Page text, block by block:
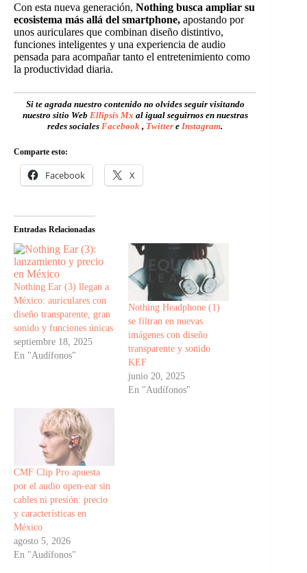
Con esta nueva generación, Nothing busca ampliar su
ecosistema más allá del smartphone, apostando por
unos auriculares que combinan diseño distintivo,
funciones inteligentes y una experiencia de audio
pensada para acompañar tanto el entretenimiento como
la productividad diaria.
Si te agrada nuestro contenido no olvides seguir visitando
nuestro sitio Web Ellipsis Mx al igual seguirnos en nuestras
redes sociales Facebook , Twitter e Instagram.
Comparte esto:
Facebook X
Entradas Relacionadas
Nothing Ear (3) llegan a
México: auriculares con
diseño transparente, gran
sonido y funciones únicas
septiembre 18, 2025
En "Audífonos"
Nothing Headphone (1)
se filtran en nuevas
imágenes con diseño
transparente y sonido
KEF
junio 20, 2025
En "Audífonos"
CMF Clip Pro apuesta
por el audio open-ear sin
cables ni presión: precio
y características en
México
agosto 5, 2026
En "Audífonos"